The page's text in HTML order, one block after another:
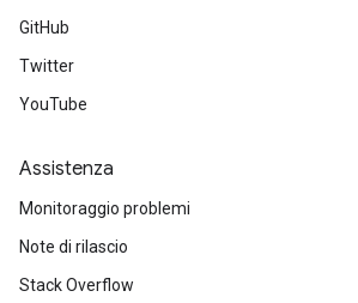
GitHub
Twitter
YouTube
Assistenza
Monitoraggio problemi
Note di rilascio
Stack Overflow